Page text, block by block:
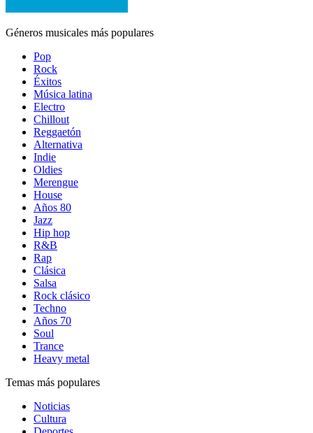
Géneros musicales más populares
Pop
Rock
Éxitos
Música latina
Electro
Chillout
Reggaetón
Alternativa
Indie
Oldies
Merengue
House
Años 80
Jazz
Hip hop
R&B
Rap
Clásica
Salsa
Rock clásico
Techno
Años 70
Soul
Trance
Heavy metal
Temas más populares
Noticias
Cultura